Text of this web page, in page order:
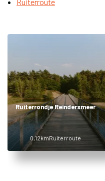
Ruiterrondje Reindersmeer
0,12kmRuiterroute